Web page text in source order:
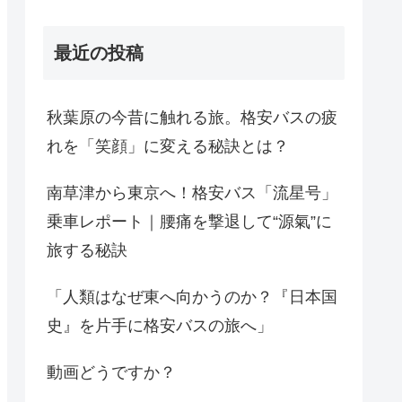
最近の投稿
秋葉原の今昔に触れる旅。格安バスの疲
れを「笑顔」に変える秘訣とは？
南草津から東京へ！格安バス「流星号」
乗車レポート｜腰痛を撃退して“源氣”に
旅する秘訣
「人類はなぜ東へ向かうのか？『日本国
史』を片手に格安バスの旅へ」
動画どうですか？